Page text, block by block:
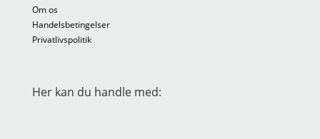
Om os
Handelsbetingelser
Privatlivspolitik
Her kan du handle med: